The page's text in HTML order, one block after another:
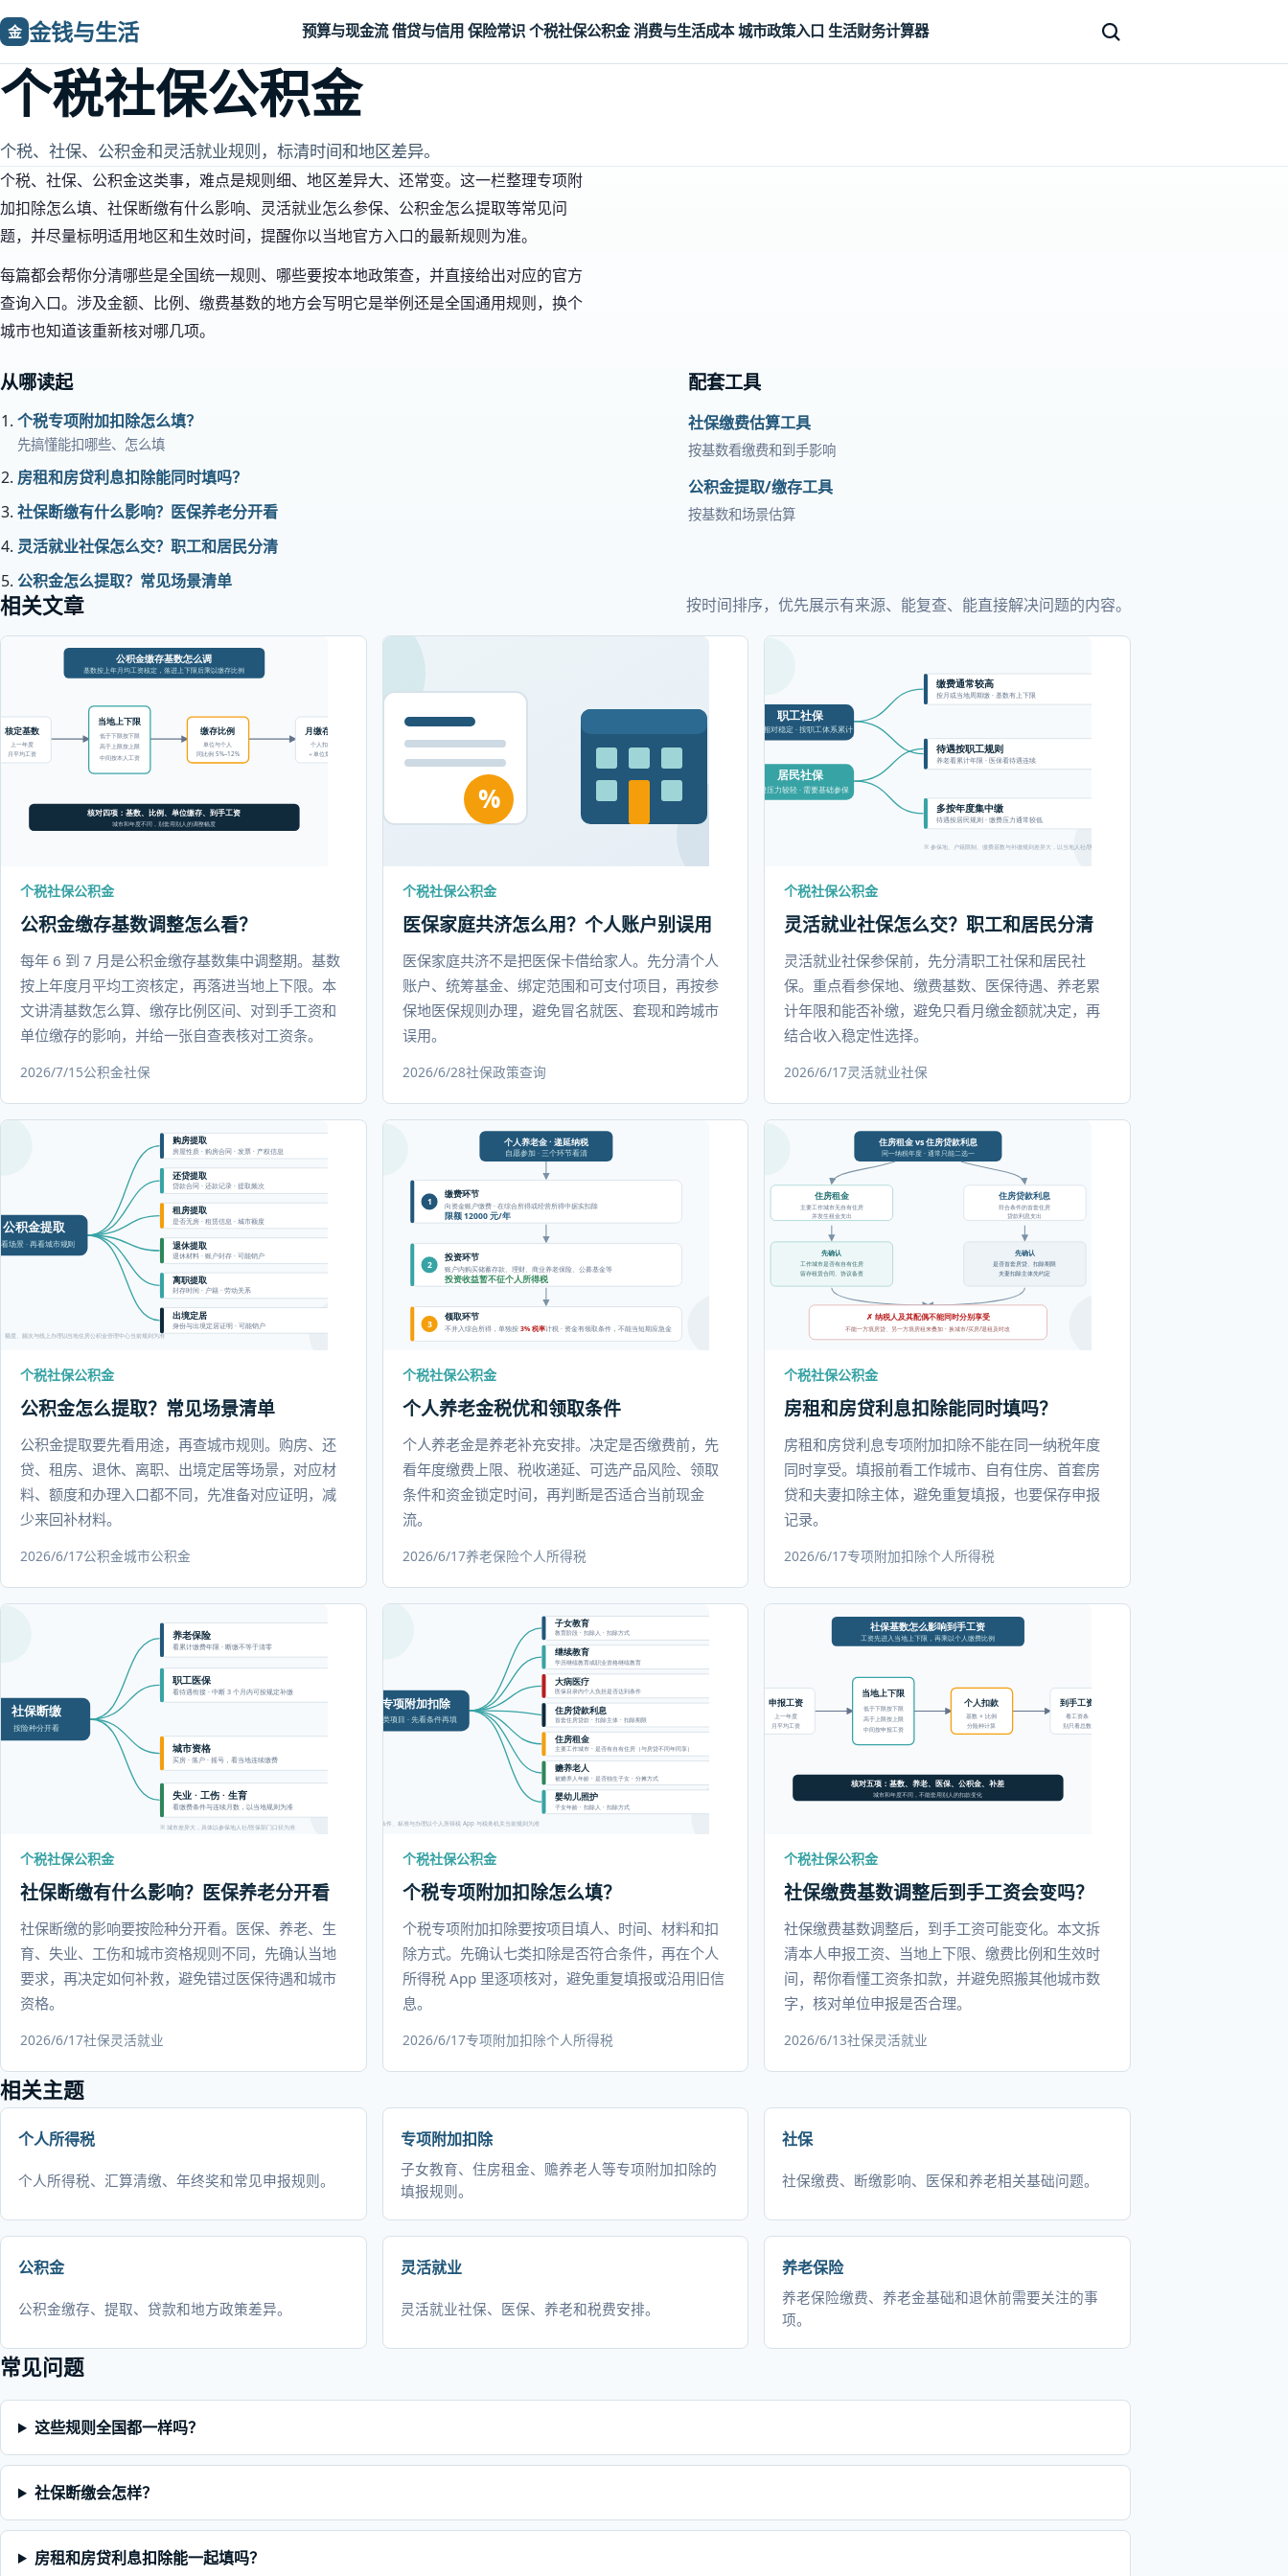
金 金钱与生活 预算与现金流 借贷与信用 保险常识 个税社保公积金 消费与生活成本 城市政策入口 生活财务计算器
个税社保公积金
个税、社保、公积金和灵活就业规则，标清时间和地区差异。
个税、社保、公积金这类事，难点是规则细、地区差异大、还常变。这一栏整理专项附
加扣除怎么填、社保断缴有什么影响、灵活就业怎么参保、公积金怎么提取等常见问
题，并尽量标明适用地区和生效时间，提醒你以当地官方入口的最新规则为准。
每篇都会帮你分清哪些是全国统一规则、哪些要按本地政策查，并直接给出对应的官方
查询入口。涉及金额、比例、缴费基数的地方会写明它是举例还是全国通用规则，换个
城市也知道该重新核对哪几项。
从哪读起
个税专项附加扣除怎么填？
先搞懂能扣哪些、怎么填
房租和房贷利息扣除能同时填吗？
社保断缴有什么影响？医保养老分开看
灵活就业社保怎么交？职工和居民分清
公积金怎么提取？常见场景清单
配套工具
社保缴费估算工具
按基数看缴费和到手影响
公积金提取/缴存工具
按基数和场景估算
相关文章 按时间排序，优先展示有来源、能复查、能直接解决问题的内容。
个税社保公积金
公积金缴存基数调整怎么看？
每年 6 到 7 月是公积金缴存基数集中调整期。基数
按上年度月平均工资核定，再落进当地上下限。本
文讲清基数怎么算、缴存比例区间、对到手工资和
单位缴存的影响，并给一张自查表核对工资条。
2026/7/15公积金社保
个税社保公积金
医保家庭共济怎么用？个人账户别误用
医保家庭共济不是把医保卡借给家人。先分清个人
账户、统筹基金、绑定范围和可支付项目，再按参
保地医保规则办理，避免冒名就医、套现和跨城市
误用。
2026/6/28社保政策查询
个税社保公积金
灵活就业社保怎么交？职工和居民分清
灵活就业社保参保前，先分清职工社保和居民社
保。重点看参保地、缴费基数、医保待遇、养老累
计年限和能否补缴，避免只看月缴金额就决定，再
结合收入稳定性选择。
2026/6/17灵活就业社保
个税社保公积金
公积金怎么提取？常见场景清单
公积金提取要先看用途，再查城市规则。购房、还
贷、租房、退休、离职、出境定居等场景，对应材
料、额度和办理入口都不同，先准备对应证明，减
少来回补材料。
2026/6/17公积金城市公积金
个税社保公积金
个人养老金税优和领取条件
个人养老金是养老补充安排。决定是否缴费前，先
看年度缴费上限、税收递延、可选产品风险、领取
条件和资金锁定时间，再判断是否适合当前现金
流。
2026/6/17养老保险个人所得税
个税社保公积金
房租和房贷利息扣除能同时填吗？
房租和房贷利息专项附加扣除不能在同一纳税年度
同时享受。填报前看工作城市、自有住房、首套房
贷和夫妻扣除主体，避免重复填报，也要保存申报
记录。
2026/6/17专项附加扣除个人所得税
个税社保公积金
社保断缴有什么影响？医保养老分开看
社保断缴的影响要按险种分开看。医保、养老、生
育、失业、工伤和城市资格规则不同，先确认当地
要求，再决定如何补救，避免错过医保待遇和城市
资格。
2026/6/17社保灵活就业
个税社保公积金
个税专项附加扣除怎么填？
个税专项附加扣除要按项目填人、时间、材料和扣
除方式。先确认七类扣除是否符合条件，再在个人
所得税 App 里逐项核对，避免重复填报或沿用旧信
息。
2026/6/17专项附加扣除个人所得税
个税社保公积金
社保缴费基数调整后到手工资会变吗？
社保缴费基数调整后，到手工资可能变化。本文拆
清本人申报工资、当地上下限、缴费比例和生效时
间，帮你看懂工资条扣款，并避免照搬其他城市数
字，核对单位申报是否合理。
2026/6/13社保灵活就业
相关主题
个人所得税
个人所得税、汇算清缴、年终奖和常见申报规则。
专项附加扣除
子女教育、住房租金、赡养老人等专项附加扣除的
填报规则。
社保
社保缴费、断缴影响、医保和养老相关基础问题。
公积金
公积金缴存、提取、贷款和地方政策差异。
灵活就业
灵活就业社保、医保、养老和税费安排。
养老保险
养老保险缴费、养老金基础和退休前需要关注的事
项。
常见问题
这些规则全国都一样吗？
社保断缴会怎样？
房租和房贷利息扣除能一起填吗？